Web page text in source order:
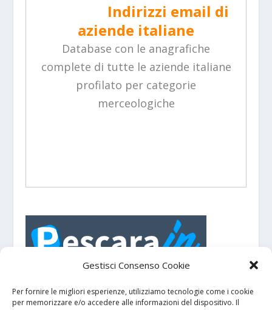
Gestisci Consenso Cookie
Per fornire le migliori esperienze, utilizziamo tecnologie come i cookie
per memorizzare e/o accedere alle informazioni del dispositivo. Il
Indirizzi email di
aziende italiane
Database con le anagrafiche
complete di tutte le aziende italiane
profilato per categorie
merceologiche
manifestazioni suPescarae dintorni.